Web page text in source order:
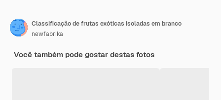
Classificação de frutas exóticas isoladas em branco
newfabrika
Você também pode gostar destas fotos